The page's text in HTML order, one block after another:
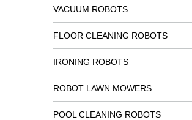
VACUUM ROBOTS
FLOOR CLEANING ROBOTS
IRONING ROBOTS
ROBOT LAWN MOWERS
POOL CLEANING ROBOTS